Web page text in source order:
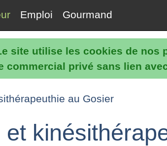
site utilise les cookies de nos
commercial privé sans lien
Emploi Gourmand
au Gosier